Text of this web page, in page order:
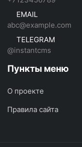
EMAIL
abc@example.com
TELEGRAM
@instantcms
Пункты меню
О проекте
Правила сайта